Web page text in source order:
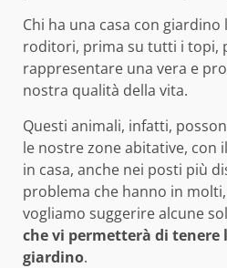
Chi ha una casa con giardino
roditori, prima su tutti i topi,
rappresentare una vera e
nostra qualità della vita.
Questi animali, infatti,
le nostre zone abitative, con
in casa, anche nei posti più
problema che hanno in
vogliamo suggerire alcune
che vi permetterà di
giardino.